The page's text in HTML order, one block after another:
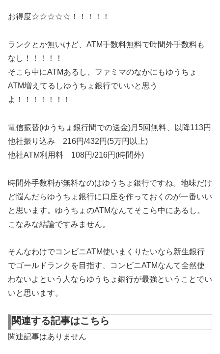
お得度☆☆☆☆☆！！！！！
ランクとか無いけど、ATM手数料無料で時間外手数料も
なし！！！！！
そこら中にATMあるし、ファミマのなかにもゆうちょ
ATM増えてるしゆうちょ銀行でいいと思う
よ！！！！！！！
電信振替(ゆうちょ銀行間での送金)月5回無料、以降113円
他社振り込み 216円/432円(5万円以上)
他社ATM利用料 108円/216円(時間外)
時間外手数料が無料なのはゆうちょ銀行ですね。地味だけ
ど悩んだらゆうちょ銀行に口座を作っておくのが一番いい
と思います。ゆうちょのATMなんてそこら中にあるし。
こなみな結論ですみません。
そんなわけでコンビニATM使いまくりたいなら新生銀行
でゴールドランクを目指す、コンビニATMなんて全然使
わないよという人ならゆうちょ銀行が最強ということでい
いと思います。
関連する記事はこちら
関連記事はありません